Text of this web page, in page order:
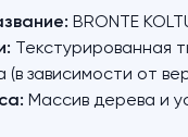
BRONTE
Текстурированная
(в зависимости от
Массив дерева и